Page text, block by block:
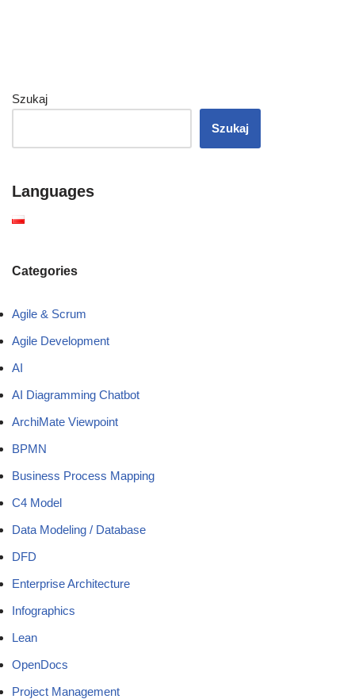
Szukaj
Szukaj
Languages
Categories
Agile & Scrum
Agile Development
AI
AI Diagramming Chatbot
ArchiMate Viewpoint
BPMN
Business Process Mapping
C4 Model
Data Modeling / Database
DFD
Enterprise Architecture
Infographics
Lean
OpenDocs
Project Management